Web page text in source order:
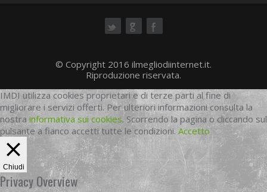
© Copyright 2016 ilmegliodiinternet.it.
Riproduzione riservata.
IMDI utilizza cookies proprietari e di terze parti al fine di
migliorare i servizi offerti. Per ulteriori informazioni consulta la
nostrainformativa sui cookies. Scorrendo la pagina o cliccando sul
pulsante a fianco accetti tutte le condizioni. Accetto
Chiudi
Privacy Overview